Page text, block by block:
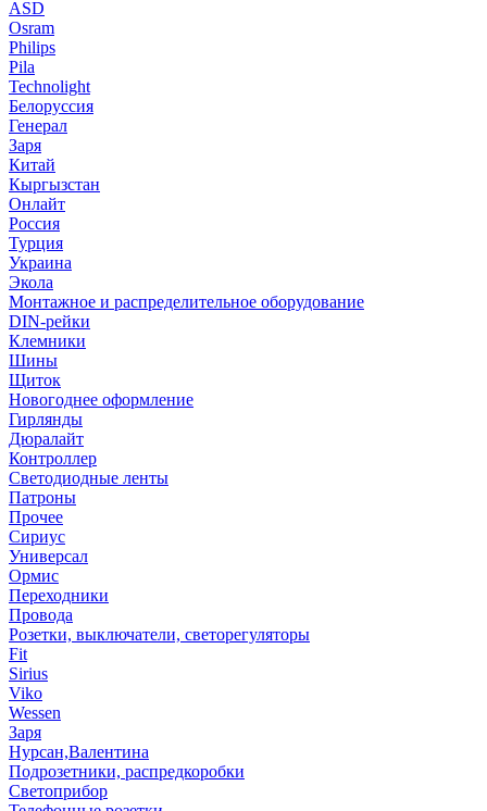
ASD
Osram
Philips
Pila
Technolight
Белоруссия
Генерал
Заря
Китай
Кыргызстан
Онлайт
Россия
Турция
Украина
Экола
Монтажное и распределительное оборудование
DIN-рейки
Клемники
Шины
Щиток
Новогоднее оформление
Гирлянды
Дюралайт
Контроллер
Светодиодные ленты
Патроны
Прочее
Сириус
Универсал
Ормис
Переходники
Провода
Розетки, выключатели, светорегуляторы
Fit
Sirius
Viko
Wessen
Заря
Нурсан,Валентина
Подрозетники, распредкоробки
Светоприбор